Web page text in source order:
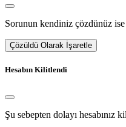
Sorunun kendiniz çözdünüz
Çözüldü Olarak İşaretle
Hesabın Kilitlendi
Şu sebepten dolayı hesabınız